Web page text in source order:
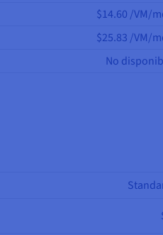
$14.60 /VM/
$25.83 /VM/
No